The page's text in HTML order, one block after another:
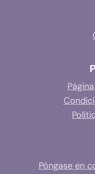
Póngase en